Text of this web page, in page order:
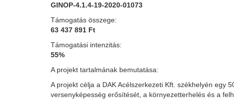
GINOP-4.1.4-19-2020-01073
Támogatás összege:
63 437 891 Ft
Támogatási intenzitás:
55%
A projekt tartalmának bemutatása:
A projekt célja a DAK Acélszerkezeti Kft. székhelyén egy
versenyképesség erősítését, a környezetterhelés és a